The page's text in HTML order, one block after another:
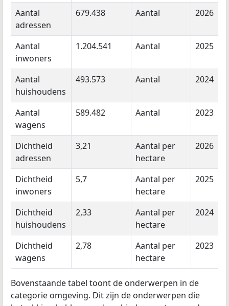
Aantal
adressen
679.438 Aantal 2026
Aantal
inwoners
1.204.541 Aantal 2025
Aantal
huishoudens
493.573 Aantal 2024
Aantal
wagens
589.482 Aantal 2023
Dichtheid
adressen
3,21
Aantal per
hectare
2026
Dichtheid
inwoners
5,7
Aantal per
hectare
2025
Dichtheid
huishoudens
2,33
Aantal per
hectare
2024
Dichtheid
wagens
2,78
Aantal per
hectare
2023
Bovenstaande tabel toont de onderwerpen in de
categorie omgeving. Dit zijn de onderwerpen die